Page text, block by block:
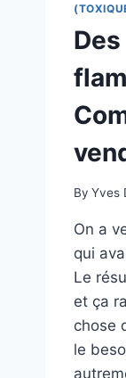
By Yves
On a
qui
Le
et ça
chose
le